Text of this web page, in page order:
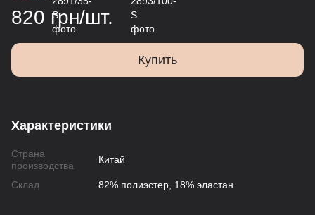
820 грн/шт.
Купить
Характеристики
Страна
производства
Китай
Склад 82% полиэстер, 18% эластан